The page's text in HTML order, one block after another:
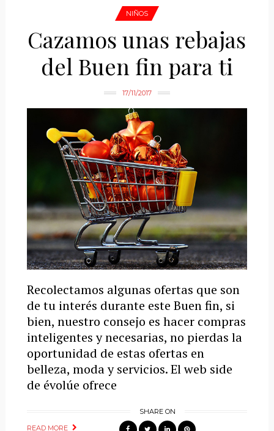
NIÑOS
Cazamos unas rebajas
del Buen fin para ti
17/11/2017
Recolectamos algunas ofertas que son
de tu interés durante este Buen fin, si
bien, nuestro consejo es hacer compras
inteligentes y necesarias, no pierdas la
oportunidad de estas ofertas en
belleza, moda y servicios. El web side
de évolúe ofrece
READ MORE
SHARE ON